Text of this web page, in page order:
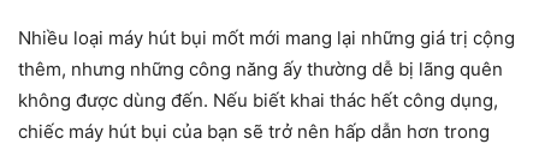
Nhiều loại máy hút bụi mốt mới mang lại những giá trị cộng
thêm, nhưng những công năng ấy thường dễ bị lãng quên
không được dùng đến. Nếu biết khai thác hết công dụng,
chiếc máy hút bụi của bạn sẽ trở nên hấp dẫn hơn trong